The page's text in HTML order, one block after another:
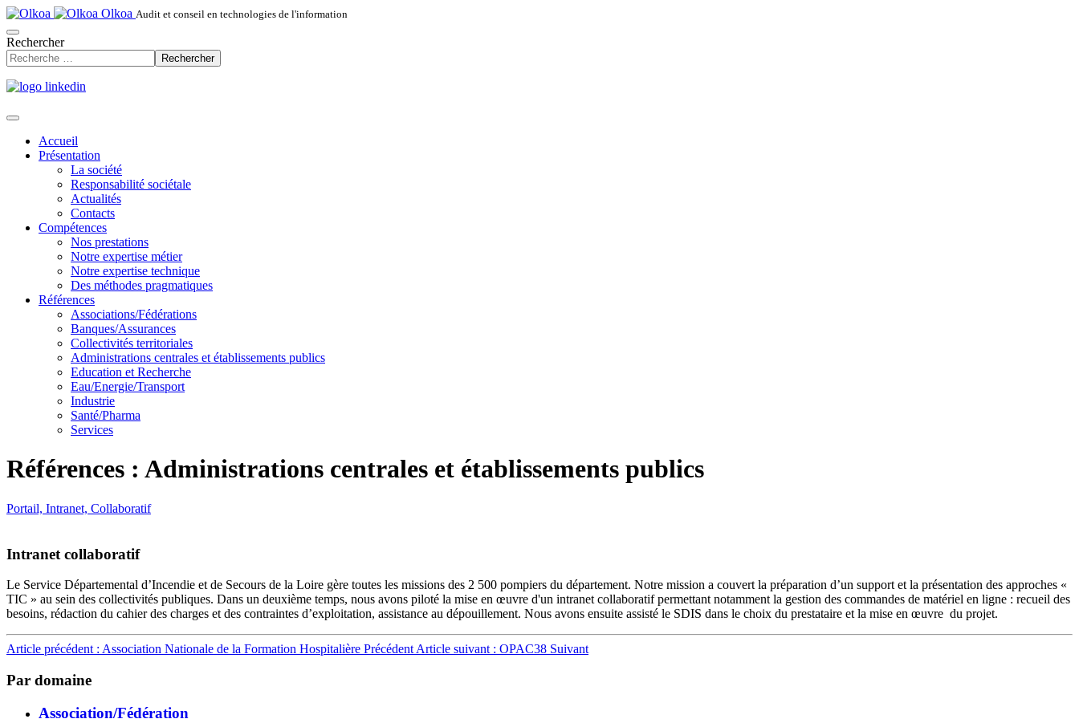
Olkoa Audit et conseil en technologies de l'information
Rechercher
Rechercher
Accueil
Présentation
La société
Responsabilité sociétale
Actualités
Contacts
Compétences
Nos prestations
Notre expertise métier
Notre expertise technique
Des méthodes pragmatiques
Références
Associations/Fédérations
Banques/Assurances
Collectivités territoriales
Administrations centrales et établissements publics
Education et Recherche
Eau/Energie/Transport
Industrie
Santé/Pharma
Services
Références : Administrations centrales et établissements publics
Portail, Intranet, Collaboratif
Intranet collaboratif
Le Service Départemental d’Incendie et de Secours de la Loire gère toutes les missions des 2 500 pompiers du département. Notre mission a couvert la préparation d’un support et la présentation des approches «
TIC » au sein des collectivités publiques. Dans un deuxième temps, nous avons piloté la mise en œuvre d'un intranet collaboratif permettant notamment la gestion des commandes de matériel en ligne : recueil des
besoins, rédaction du cahier des charges et des contraintes d’exploitation, assistance au dépouillement. Nous avons ensuite assisté le SDIS dans le choix du prestataire et la mise en œuvre du projet.
Article précédent : Association Nationale de la Formation Hospitalière Précédent Article suivant : OPAC38 Suivant
Par domaine
Association/Fédération